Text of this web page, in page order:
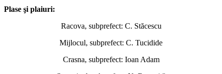
Plase şi plaiuri:
Racova, subprefect: C. Stăcescu
Mijlocul, subprefect: C. Tucidide
Crasna, subprefect: Ioan Adam